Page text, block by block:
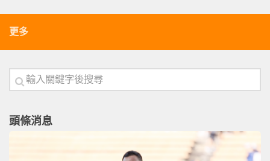
更多
頭條消息